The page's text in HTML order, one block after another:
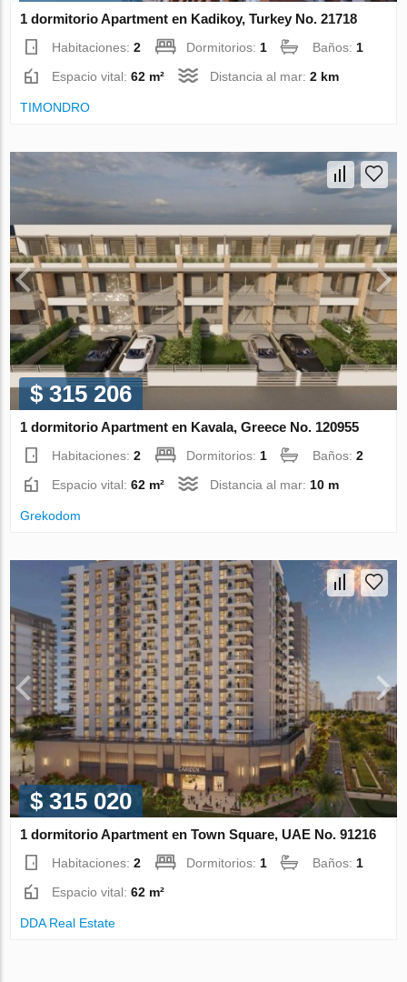
1 dormitorio Apartment en Kadikoy, Turkey No. 21718
Habitaciones:2 Dormitorios: 1 Baños: 1
Espacio vital:62 m² Distancia al mar:2 km
TIMONDRO
$ 315 206
1 dormitorio Apartment en Kavala, Greece No. 120955
Habitaciones:2 Dormitorios: 1 Baños:2
Espacio vital:62 m² Distancia al mar: 10 m
Grekodom
$ 315 020
1 dormitorio Apartment en Town Square, UAE No. 91216
Habitaciones:2 Dormitorios:1 Baños:1
Espacio vital:62 m²
DDA Real Estate